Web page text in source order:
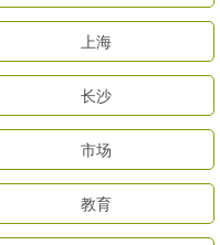
上海
长沙
市场
教育